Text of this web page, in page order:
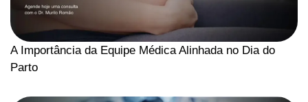
A Importância da Equipe Médica Alinhada no Dia do
Parto